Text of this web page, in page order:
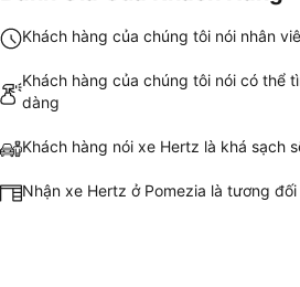
Khách hàng của chúng tôi nói nhân
Khách hàng của chúng tôi nói có thể
dàng
Khách hàng nói xe Hertz là khá sạch
Nhận xe Hertz ở Pomezia là tương